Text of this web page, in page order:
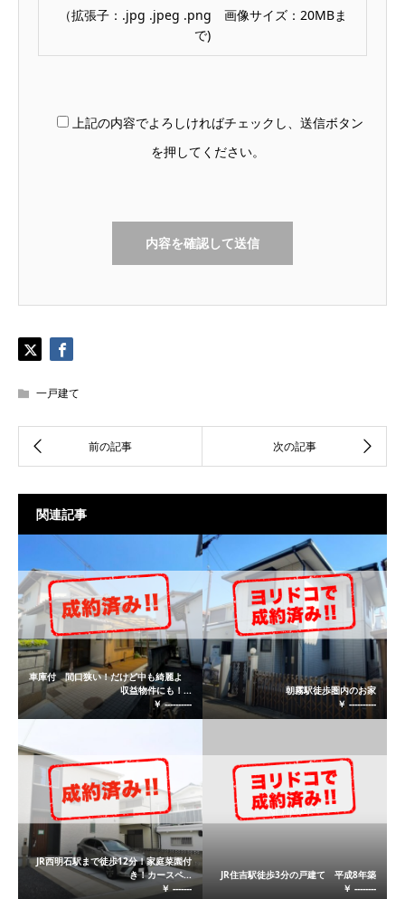
（拡張子：.jpg .jpeg .png 画像サイズ：20MBま
で)
上記の内容でよろしければチェックし、送信ボタン
を押してください。
一戸建て
関連記事
車庫付 間口狭い！だけど中も綺麗よ
収益物件にも！...
￥ ----------
朝霧駅徒歩圏内のお家
￥ ----------
JR西明石駅まで徒歩12分！家庭菜園付
き！カースペ...
￥ -------
JR住吉駅徒歩3分の戸建て 平成8年築
￥ --------